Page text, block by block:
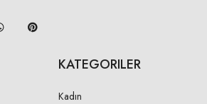
KATEGORILER
Kadın